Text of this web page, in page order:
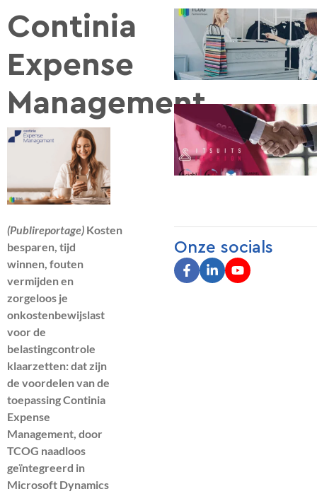
Continia
Expense
Management
(Publireportage) Kosten
besparen, tijd
winnen, fouten
vermijden en
zorgeloos je
onkostenbewijslast
voor de
belastingcontrole
klaarzetten: dat zijn
de voordelen van de
toepassing Continia
Expense
Management, door
TCOG naadloos
geïntegreerd in
Microsoft Dynamics
Onze socials